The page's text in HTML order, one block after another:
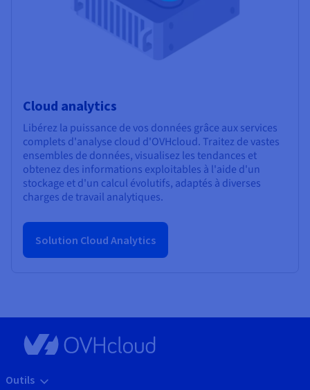
Cloud analytics
Libérez la puissance de vos données grâce aux services
complets d'analyse cloud d'OVHcloud. Traitez de vastes
ensembles de données, visualisez les tendances et
obtenez des informations exploitables à l'aide d'un
stockage et d'un calcul évolutifs, adaptés à diverses
charges de travail analytiques.
Solution Cloud Analytics
Outils